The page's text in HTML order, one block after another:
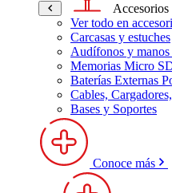
Accesorios
Ver todo en
Carcasas y estuches
Audífonos y manos
Memorias Micro
Baterías Externas
Cables,
Bases y Soportes
Conoce más